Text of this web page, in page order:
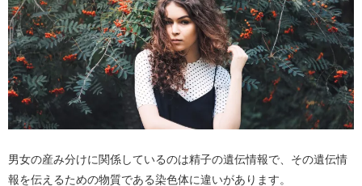
男女の産み分けに関係しているのは精子の遺伝情報で、その遺伝情
報を伝えるための物質である染色体に違いがあります。